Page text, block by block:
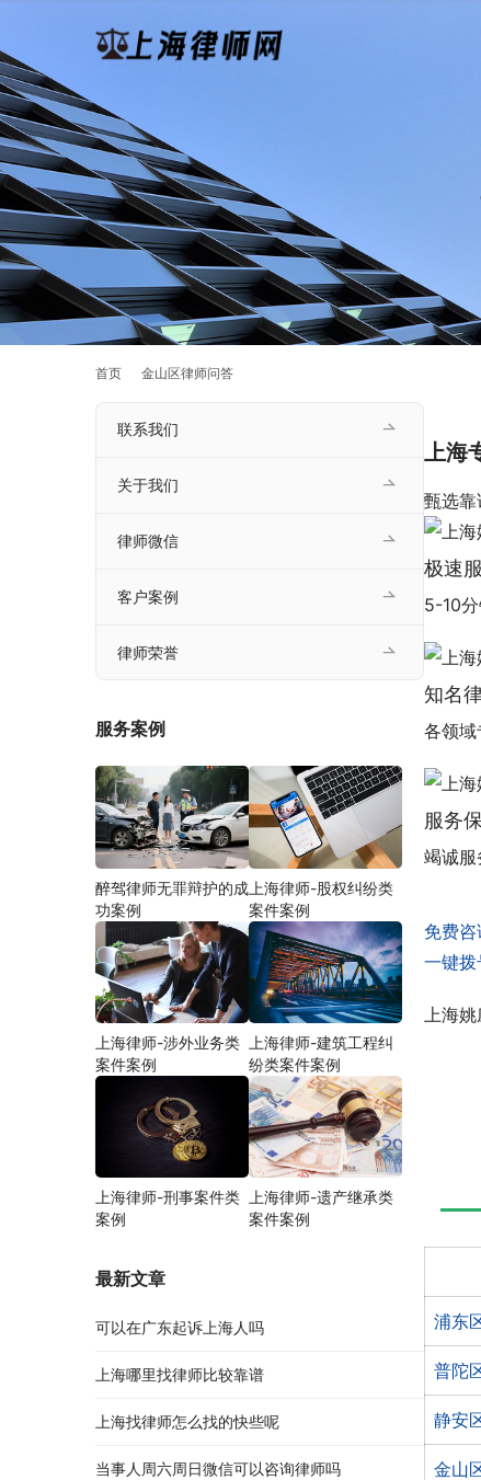
首页 金山区律师问答
上海
甄选
极速
5-10
知名
各领
服务
竭诚
免费咨
一键拨
上海
浦东
普陀
静安
金山
联系我们
关于我们
律师微信
客户案例
律师荣誉
服务案例
醉驾律师无罪辩护的成
功案例
上海律师-股权纠纷类
案件案例
上海律师-涉外业务类
案件案例
上海律师-建筑工程纠
纷类案件案例
上海律师-刑事案件类
案例
上海律师-遗产继承类
案件案例
最新文章
可以在广东起诉上海人吗
上海哪里找律师比较靠谱
上海找律师怎么找的快些呢
当事人周六周日微信可以咨询律师吗